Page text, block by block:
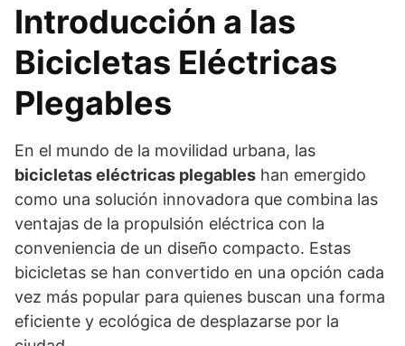
Introducción a las
Bicicletas Eléctricas
Plegables
En el mundo de la movilidad urbana, las
bicicletas eléctricas plegables han emergido
como una solución innovadora que combina las
ventajas de la propulsión eléctrica con la
conveniencia de un diseño compacto. Estas
bicicletas se han convertido en una opción cada
vez más popular para quienes buscan una forma
eficiente y ecológica de desplazarse por la